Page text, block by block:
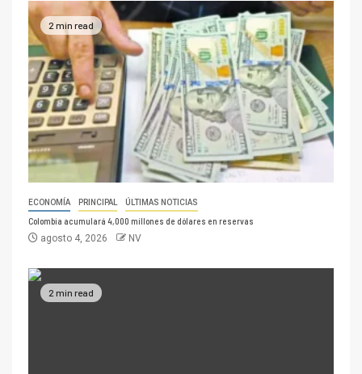
2 min read
ECONOMÍA PRINCIPAL ÚLTIMAS NOTICIAS
Colombia acumulará 4,000 millones de dólares en reservas
agosto 4, 2026 NV
2 min read